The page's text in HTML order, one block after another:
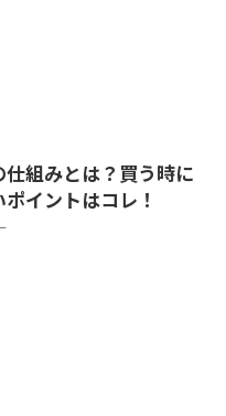
組みとは？買う時に
イントはコレ！